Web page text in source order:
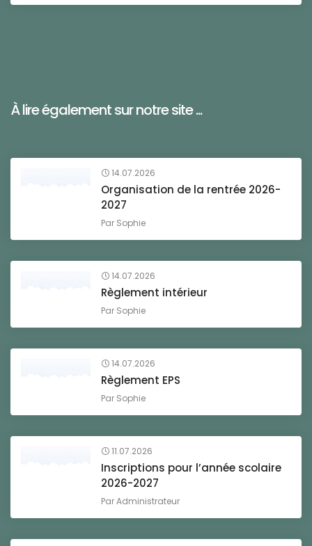
À lire également sur notre site ...
14.07.2026
Organisation de la rentrée 2026-
2027
Par Sophie
14.07.2026
Règlement intérieur
Par Sophie
14.07.2026
Règlement EPS
Par Sophie
11.07.2026
Inscriptions pour l’année scolaire
2026-2027
ParAdministrateur